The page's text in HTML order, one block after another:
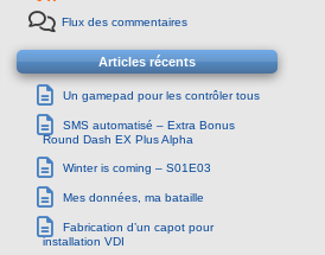
Flux des commentaires
Articles récents
Un gamepad pour les contrôler tous
SMS automatisé – Extra Bonus
Round Dash EX Plus Alpha
Winter is coming – S01E03
Mes données, ma bataille
Fabrication d’un capot pour
installation VDI